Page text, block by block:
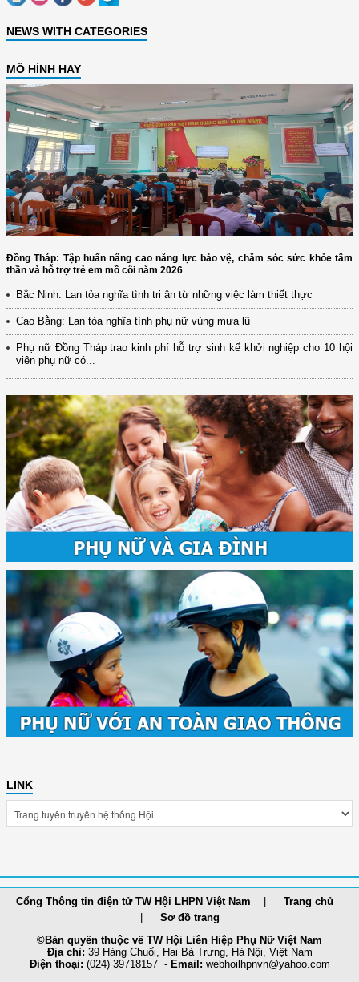
NEWS WITH CATEGORIES
MÔ HÌNH HAY
Đồng Tháp: Tập huấn nâng cao năng lực bảo vệ, chăm sóc sức khỏe tâm
thần và hỗ trợ trẻ em mồ côi năm 2026
Bắc Ninh: Lan tỏa nghĩa tình tri ân từ những việc làm thiết thực
Cao Bằng: Lan tỏa nghĩa tình phụ nữ vùng mưa lũ
Phụ nữ Đồng Tháp trao kinh phí hỗ trợ sinh kế khởi nghiệp cho 10 hội
viên phụ nữ có...
LINK
Cổng Thông tin điện tử TW Hội LHPN Việt Nam
Trang chủ
Sơ đồ trang
©Bản quyền thuộc về TW Hội Liên Hiệp Phụ Nữ Việt Nam
Địa chỉ: 39 Hàng Chuối, Hai Bà Trưng, Hà Nội, Việt Nam
Điện thoại: (024) 39718157 - Email: webhoilhpnvn@yahoo.com